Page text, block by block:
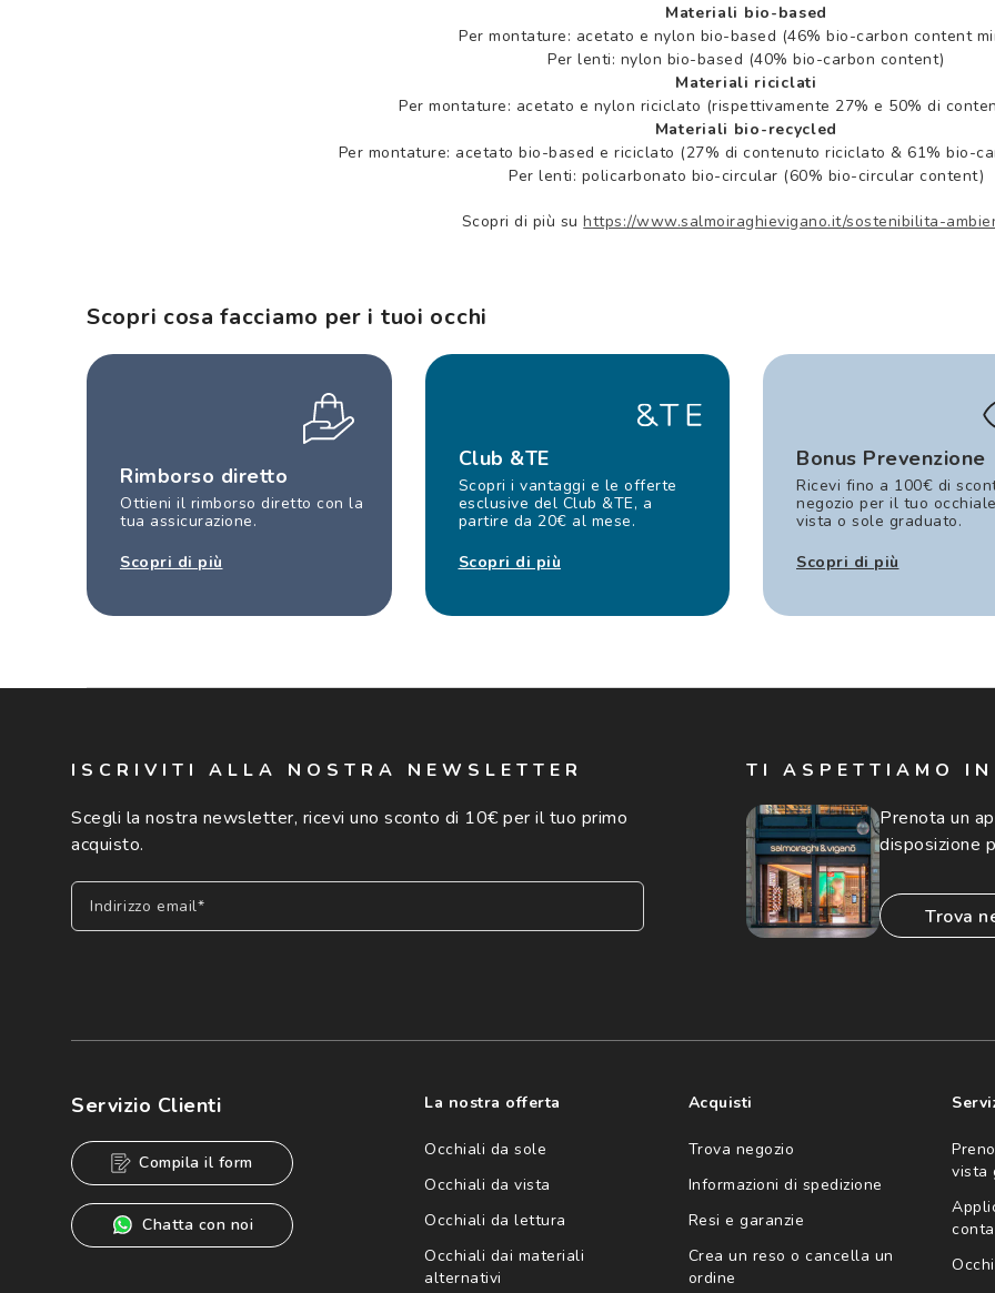
Materiali bio-based
Per montature: acetato e nylon bio-based (46% bio-carbon content
Per lenti: nylon bio-based (40% bio-carbon content)
Materiali riciclati
Per montature: acetato e nylon riciclato (rispettivamente 27% e 50% di
Materiali bio-recycled
Per montature: acetato bio-based e riciclato (27% di contenuto riciclato & 61% bio-
Per lenti: policarbonato bio-circular (60% bio-circular content)
Scopri di più suhttps://www.salmoiraghievigano.it/sostenibilita-
Scopri cosa facciamo per i tuoi occhi
Rimborso diretto
Ottieni il rimborso diretto con la
tua assicurazione.
Scopri di più
Club &TE
Scopri i vantaggi e le offerte
esclusive del Club &TE, a
partire da 20€ al mese.
Scopri di più
Bonus Prevenzione
Ricevi fino a 100€ di
negozio per il tuo
vista o sole graduato.
Scopri di più
ISCRIVITI ALLA NOSTRA NEWSLETTER
Scegli la nostra newsletter, ricevi uno sconto di 10€ per il tuo primo
acquisto.
Indirizzo email*
speciali, novità ed altre comunicazioni di carattere pubblicitario (consultare
Informativa sulla privacy
per ulteriori informazioni).
TI ASPETTIAMO
Prenota un
disposizione
trova
Servizio Clienti
Compila il form
Chatta con noi
La nostra offerta
Occhiali da sole
Occhiali da vista
Occhiali da lettura
Occhiali dai materiali
alternativi
Acquisti
Trova negozio
Informazioni di spedizione
Resi e garanzie
Crea un reso o cancella un
ordine
vista